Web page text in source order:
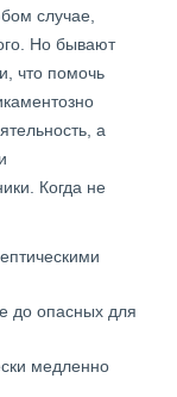
случае,
Но бывают
что помочь
а
Когда не
до опасных для
медленно